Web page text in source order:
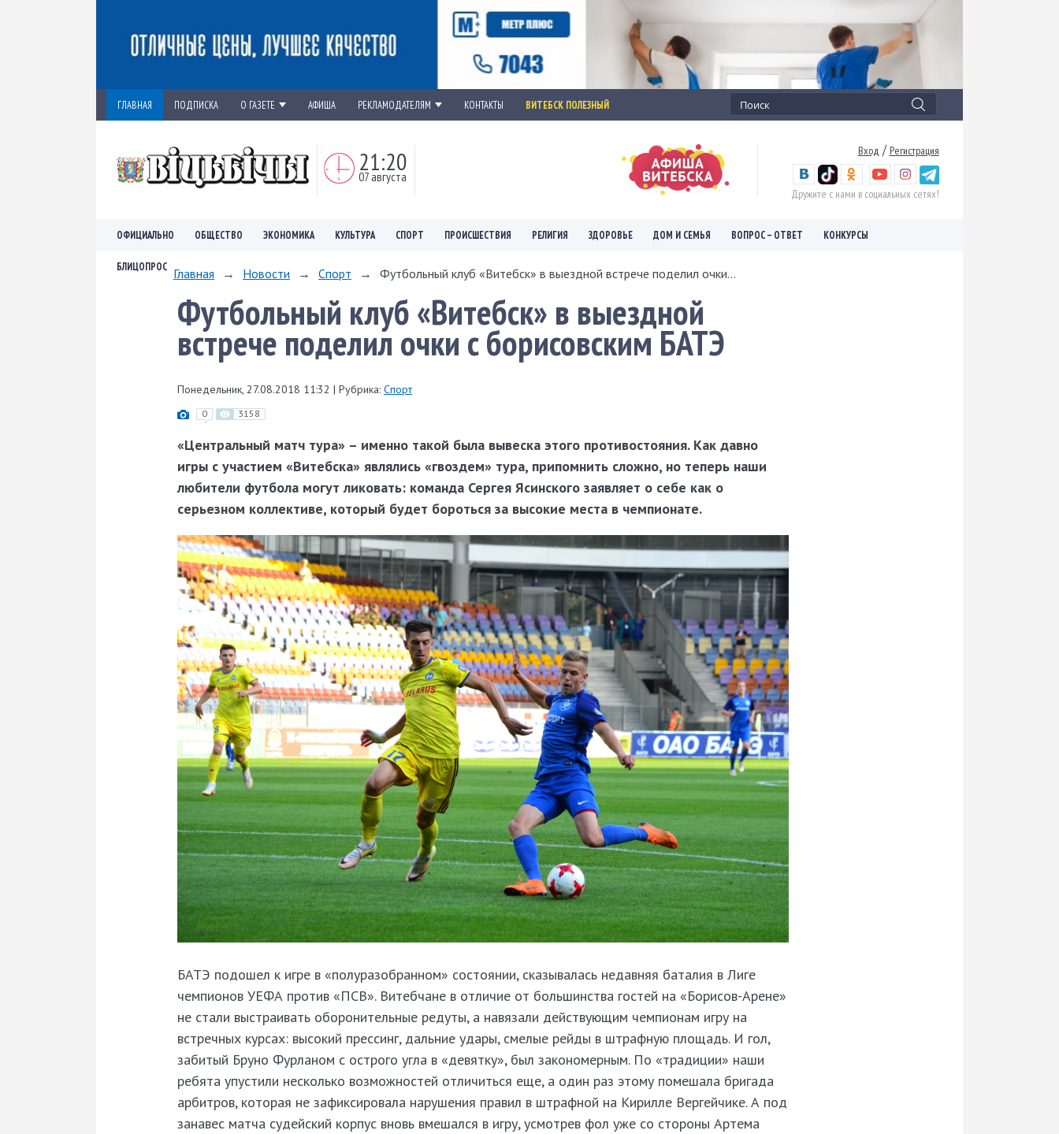
ГЛАВНАЯ ПОДПИСКА О ГАЗЕТЕ АФИША РЕКЛАМОДАТЕЛЯМ КОНТАКТЫ ВИТЕБСК ПОЛЕЗНЫЙ
21:20
07 августа
Вход / Регистрация
Дружите с нами в социальных сетях!
ОФИЦИАЛЬНО ОБЩЕСТВО ЭКОНОМИКА КУЛЬТУРА СПОРТ ПРОИСШЕСТВИЯ РЕЛИГИЯ ЗДОРОВЬЕ ДОМ И СЕМЬЯ ВОПРОС – ОТВЕТ КОНКУРСЫ
БЛИЦОПРОС Главная → Новости → Спорт → Футбольный клуб «Витебск» в выездной встрече поделил очки...
Футбольный клуб «Витебск» в выездной
встрече поделил очки с борисовским БАТЭ
Понедельник, 27.08.2018 11:32 | Рубрика: Спорт
0 3158
«Центральный матч тура» – именно такой была вывеска этого противостояния. Как давно
игры с участием «Витебска» являлись «гвоздем» тура, припомнить сложно, но теперь наши
любители футбола могут ликовать: команда Сергея Ясинского заявляет о себе как о
серьезном коллективе, который будет бороться за высокие места в чемпионате.
БАТЭ подошел к игре в «полуразобранном» состоянии, сказывалась недавняя баталия в Лиге
чемпионов УЕФА против «ПСВ». Витебчане в отличие от большинства гостей на «Борисов-Арене»
не стали выстраивать оборонительные редуты, а навязали действующим чемпионам игру на
встречных курсах: высокий прессинг, дальние удары, смелые рейды в штрафную площадь. И гол,
забитый Бруно Фурланом с острого угла в «девятку», был закономерным. По «традиции» наши
ребята упустили несколько возможностей отличиться еще, а один раз этому помешала бригада
арбитров, которая не зафиксировала нарушения правил в штрафной на Кирилле Вергейчике. А под
занавес матча судейский корпус вновь вмешался в игру, усмотрев фол уже со стороны Артема